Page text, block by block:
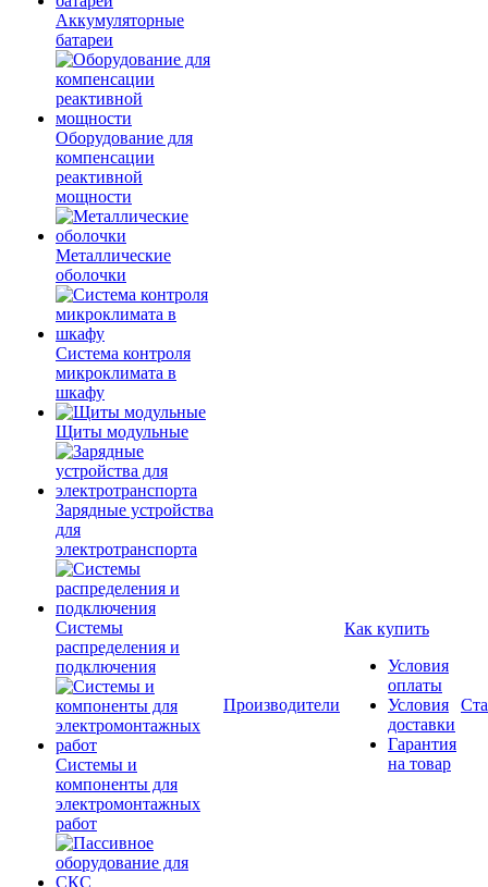
Аккумуляторные
батареи
Оборудование для
компенсации
реактивной
мощности
Металлические
оболочки
Система контроля
микроклимата в
шкафу
Щиты модульные
Зарядные устройства
для
электротранспорта
Системы
распределения и
подключения
Системы и
компоненты для
электромонтажных
работ
Производители
Как купить
Условия
оплаты
Условия
доставки
Гарантия
на товар